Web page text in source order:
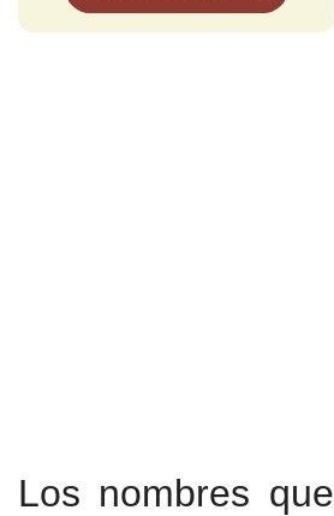
Los nombres